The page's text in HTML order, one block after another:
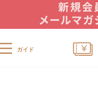
ガイド